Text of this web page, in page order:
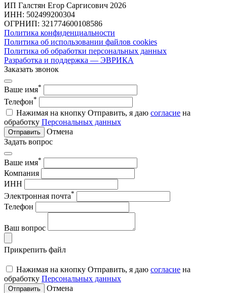
ИП Галстян Егор Саргисович 2026
ИНН: 502499200304
ОГРНИП: 321774600108586
Политика конфиденциальности
Политика об использовании файлов cookies
Политика об обработки персональных данных
Разработка и поддержка — ЭВРИКА
Заказать звонок
Ваше имя*
Телефон*
Нажимая на кнопку Отправить, я даю согласие на
обработку Персональных данных
Отправить
Отмена
Задать вопрос
Ваше имя*
Компания
ИНН
Электронная почта*
Телефон
Ваш вопрос
Прикрепить файл
Нажимая на кнопку Отправить, я даю согласие на
обработку Персональных данных
Отправить
Отмена